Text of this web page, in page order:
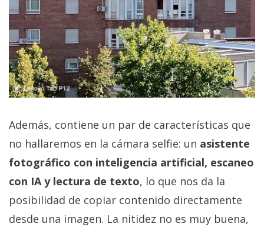
Además, contiene un par de características que
no hallaremos en la cámara selfie: un asistente
fotográfico con inteligencia artificial, escaneo
con IA y lectura de texto, lo que nos da la
posibilidad de copiar contenido directamente
desde una imagen. La nitidez no es muy buena,